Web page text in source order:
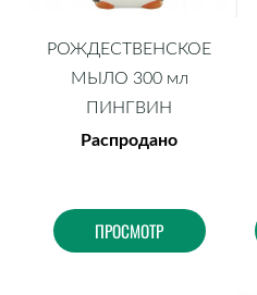
РОЖДЕСТВЕНСКОЕ
МЫЛО 300 мл
ПИНГВИН
Распродано
ПРОСМОТР